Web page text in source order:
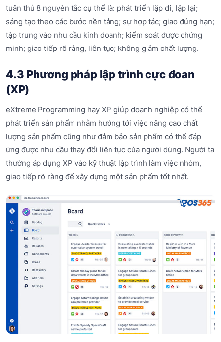
tuân thủ 8 nguyên tắc cụ thể là: phát triển lặp đi, lặp lại;
sáng tạo theo các bước nền tảng; sự hợp tác; giao đúng hạn;
tập trung vào nhu cầu kinh doanh; kiểm soát được chứng
minh; giao tiếp rõ ràng, liên tục; không giảm chất lượng.
4.3 Phương pháp lập trình cực đoan
(XP)
eXtreme Programming hay XP giúp doanh nghiệp có thể
phát triển sản phẩm nhằm hướng tới việc nâng cao chất
lượng sản phẩm cũng như đảm bảo sản phẩm có thể đáp
ứng được nhu cầu thay đổi liên tục của người dùng. Người ta
thường áp dụng XP vào kỹ thuật lập trình làm việc nhóm,
giao tiếp rõ ràng để xây dựng một sản phẩm tốt nhất.